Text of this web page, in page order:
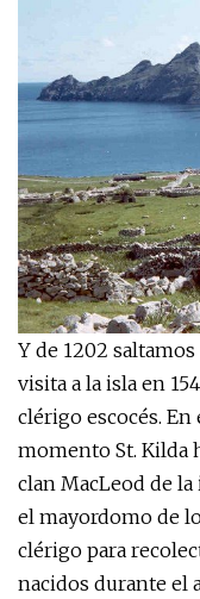
Y de 1202
visita a la isla en
clérigo escocés.
momento St. Kilda
clan MacLeod de
el mayordomo de
clérigo para
nacidos durante el